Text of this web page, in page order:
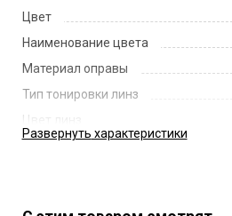
Цвет
Наименование цвета
Материал оправы
Тип тонировки линз
Цвет линз
Развернуть характеристики